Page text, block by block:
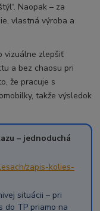
Naopak – za
vlastná výroba a
vizuálne zlepšiť
a bez chaosu pri
že pracuje s
takže výsledok
– jednoduchá
zapis-kolies-
situácii – pri
do TP priamo na